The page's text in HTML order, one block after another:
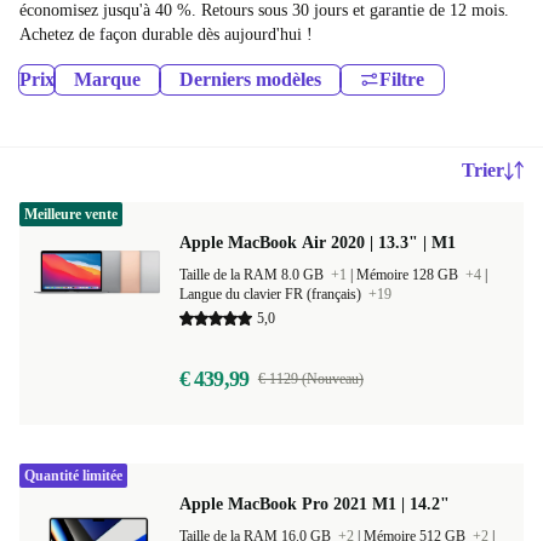
économisez jusqu'à 40 %. Retours sous 30 jours et garantie de 12 mois.
Achetez de façon durable dès aujourd'hui !
Prix Marque Derniers modèles Filtre
Trier
Apple MacBook Air 2020 | 13.3" | M1
Taille de la RAM 8.0 GB +1 Mémoire 128 GB +4
Langue du clavier FR (français) +19
5,0
€ 439,99 € 1129 (Nouveau)
Meilleure vente
Apple MacBook Pro 2021 M1 | 14.2"
Taille de la RAM 16.0 GB +2 Mémoire 512 GB +2
Quantité limitée